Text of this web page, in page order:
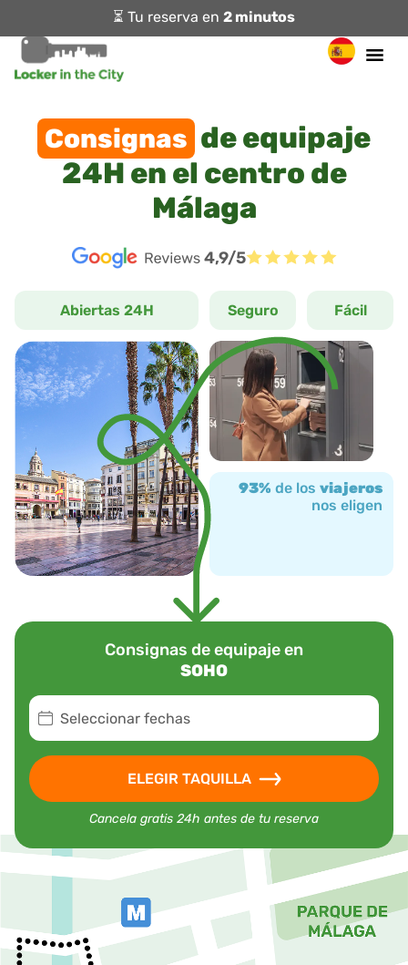
⏳ Tu reserva en 2 minutos
Consignas de equipaje
24H en el centro de
Málaga
4,9/5
93% de los viajeros
nos eligen
Seguro Fácil
Abiertas 24H
Consignas de equipaje en
SOHO
Seleccionar fechas
ELEGIR TAQUILLA
Cancela gratis 24h antes de tu reserva